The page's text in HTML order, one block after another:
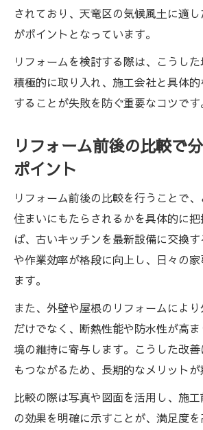
されており、天竜区の気候風土に適
がポイントとなっています。
リフォームを検討する際は、こうし
積極的に取り入れ、施工会社と具体
することが失敗を防ぐ重要なコツです
リフォーム前後の比較で
ポイント
リフォーム前後の比較を行うことで
住まいにもたらされるかを具体的に
ば、古いキッチンを最新設備に交換
や作業効率が格段に向上し、日々の
ます。
また、外壁や屋根のリフォームによ
だけでなく、断熱性能や防水性が高
境の維持に寄与します。こうした改
もつながるため、長期的なメリットが
比較の際は写真や図面を活用し、施
の効果を明確に示すことが、満足度